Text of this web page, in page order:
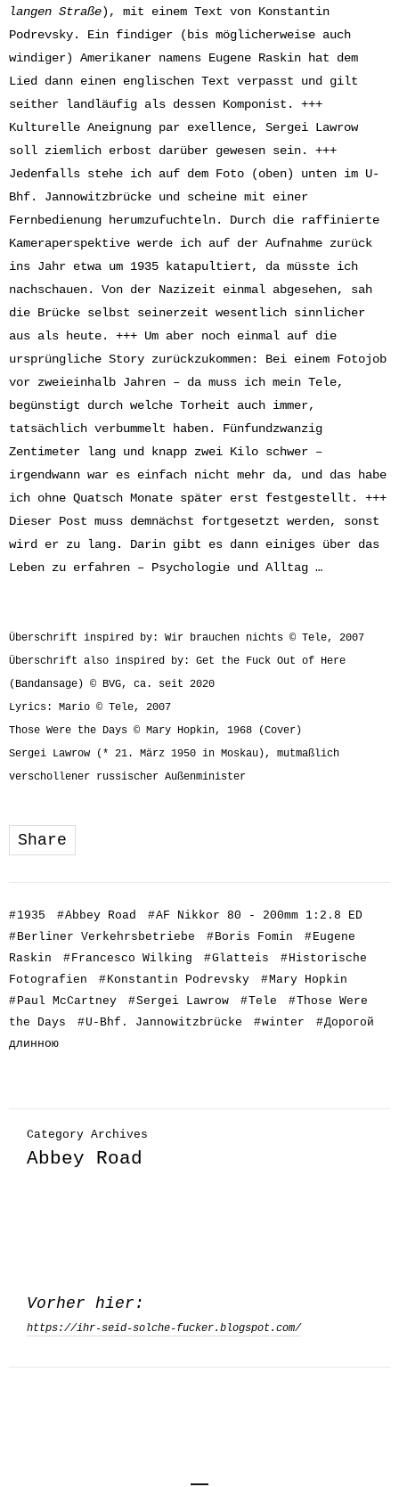
langen Straße), mit einem Text von Konstantin
Podrevsky. Ein findiger (bis möglicherweise auch
windiger) Amerikaner namens Eugene Raskin hat dem
Lied dann einen englischen Text verpasst und gilt
seither landläufig als dessen Komponist. +++
Kulturelle Aneignung par exellence, Sergei Lawrow
soll ziemlich erbost darüber gewesen sein. +++
Jedenfalls stehe ich auf dem Foto (oben) unten im U-
Bhf. Jannowitzbrücke und scheine mit einer
Fernbedienung herumzufuchteln. Durch die raffinierte
Kameraperspektive werde ich auf der Aufnahme zurück
ins Jahr etwa um 1935 katapultiert, da müsste ich
nachschauen. Von der Nazizeit einmal abgesehen, sah
die Brücke selbst seinerzeit wesentlich sinnlicher
aus als heute. +++ Um aber noch einmal auf die
ursprüngliche Story zurückzukommen: Bei einem Fotojob
vor zweieinhalb Jahren – da muss ich mein Tele,
begünstigt durch welche Torheit auch immer,
tatsächlich verbummelt haben. Fünfundzwanzig
Zentimeter lang und knapp zwei Kilo schwer –
irgendwann war es einfach nicht mehr da, und das habe
ich ohne Quatsch Monate später erst festgestellt. +++
Dieser Post muss demnächst fortgesetzt werden, sonst
wird er zu lang. Darin gibt es dann einiges über das
Leben zu erfahren – Psychologie und Alltag …
Überschrift inspired by: Wir brauchen nichts © Tele, 2007
Überschrift also inspired by: Get the Fuck Out of Here
(Bandansage) © BVG, ca. seit 2020
Lyrics: Mario © Tele, 2007
Those Were the Days © Mary Hopkin, 1968 (Cover)
Sergei Lawrow (* 21. März 1950 in Moskau), mutmaßlich
verschollener russischer Außenminister
Share
#1935 #Abbey Road #AF Nikkor 80 - 200mm 1:2.8 ED
#Berliner Verkehrsbetriebe #Boris Fomin #Eugene
Raskin
#Francesco Wilking #Glatteis #Historische
Fotografien
#Konstantin Podrevsky #Mary Hopkin
#Paul McCartney #Sergei Lawrow #Tele #Those Were
the Days
#U-Bhf. Jannowitzbrücke #winter #Дорогой
длинною
Category Archives
Abbey Road
Vorher hier:
https://ihr-seid-solche-fucker.blogspot.com/